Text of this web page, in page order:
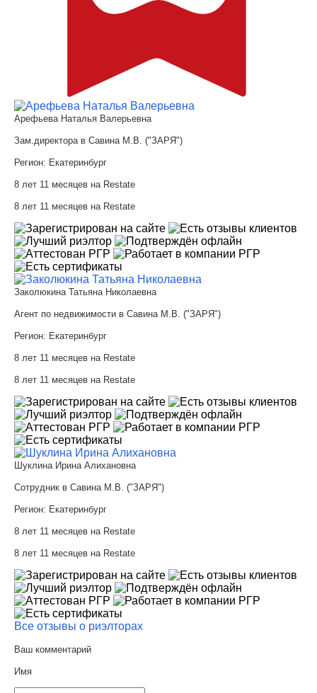
Арефьева Наталья Валерьевна
Зам.директора в Савина М.В. ("ЗАРЯ")
Регион: Екатеринбург
8 лет 11 месяцев на Restate
8 лет 11 месяцев на Restate
Заколюкина Татьяна Николаевна
Агент по недвижимости в Савина М.В. ("ЗАРЯ")
Регион: Екатеринбург
8 лет 11 месяцев на Restate
8 лет 11 месяцев на Restate
Шуклина Ирина Алихановна
Сотрудник в Савина М.В. ("ЗАРЯ")
Регион: Екатеринбург
8 лет 11 месяцев на Restate
8 лет 11 месяцев на Restate
Все отзывы о риэлторах
Ваш комментарий
Имя